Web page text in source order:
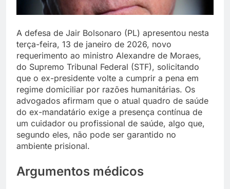
A defesa de Jair Bolsonaro (PL) apresentou nesta
terça-feira, 13 de janeiro de 2026, novo
requerimento ao ministro Alexandre de Moraes,
do Supremo Tribunal Federal (STF), solicitando
que o ex-presidente volte a cumprir a pena em
regime domiciliar por razões humanitárias. Os
advogados afirmam que o atual quadro de saúde
do ex-mandatário exige a presença contínua de
um cuidador ou profissional de saúde, algo que,
segundo eles, não pode ser garantido no
ambiente prisional.
Argumentos médicos